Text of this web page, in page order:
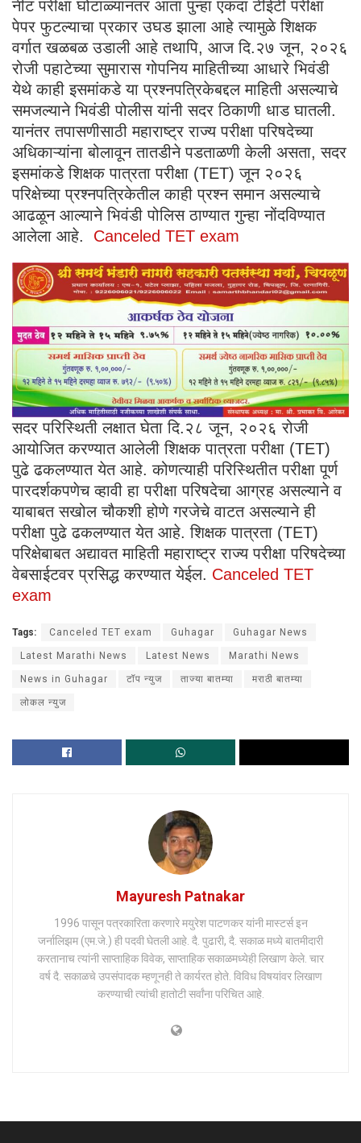
नीट परीक्षा घोटाळ्यानंतर आता पुन्हा एकदा टीईटी परीक्षा
पेपर फुटल्याचा प्रकार उघड झाला आहे त्यामुळे शिक्षक
वर्गात खळबळ उडाली आहे तथापि, आज दि.२७ जून, २०२६
रोजी पहाटेच्या सुमारास गोपनिय माहितीच्या आधारे भिवंडी
येथे काही इसमांकडे या प्रश्नपत्रिकेबद्दल माहिती असल्याचे
समजल्याने भिवंडी पोलीस यांनी सदर ठिकाणी धाड घातली.
यानंतर तपासणीसाठी महाराष्ट्र राज्य परीक्षा परिषदेच्या
अधिकाऱ्यांना बोलावून तातडीने पडताळणी केली असता, सदर
इसमांकडे शिक्षक पात्रता परीक्षा (TET) जून २०२६
परिक्षेच्या प्रश्नपत्रिकेतील काही प्रश्न समान असल्याचे
आढळून आल्याने भिवंडी पोलिस ठाण्यात गुन्हा नोंदविण्यात
आलेला आहे. Canceled TET exam
सदर परिस्थिती लक्षात घेता दि.२८ जून, २०२६ रोजी
आयोजित करण्यात आलेली शिक्षक पात्रता परीक्षा (TET)
पुढे ढकलण्यात येत आहे. कोणत्याही परिस्थितीत परीक्षा पूर्ण
पारदर्शकपणेच व्हावी हा परीक्षा परिषदेचा आग्रह असल्याने व
याबाबत सखोल चौकशी होणे गरजेचे वाटत असल्याने ही
परीक्षा पुढे ढकलण्यात येत आहे. शिक्षक पात्रता (TET)
परिक्षेबाबत अद्यावत माहिती महाराष्ट्र राज्य परीक्षा परिषदेच्या
वेबसाईटवर प्रसिद्ध करण्यात येईल. Canceled TET
exam
Tags: Canceled TET exam Guhagar Guhagar News
Latest Marathi News Latest News Marathi News
News in Guhagar टॉप न्युज ताज्या बातम्या मराठी बातम्या
लोकल न्युज
Mayuresh Patnakar
1996 पासून पत्रकारिता करणारे मयुरेश पाटणकर यांनी मास्टर्स इन
जर्नालिझम (एम.जे.) ही पदवी घेतली आहे. दै. पुढारी, दै. सकाळ मध्ये बातमीदारी
करतानाच त्यांनी साप्ताहिक विवेक, साप्ताहिक सकाळमध्येही लिखाण केले. चार
वर्ष दै. सकाळचे उपसंपादक म्हणूनही ते कार्यरत होते. विविध विषयांवर लिखाण
करण्याची त्यांची हातोटी सर्वांना परिचित आहे.